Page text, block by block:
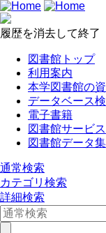
履歴を消去して終了
図書館トップ
利用案内
本学図書館の
データベース
電子書籍
図書館サービス
図書館データ集
通常検索
カテゴリ検索
詳細検索